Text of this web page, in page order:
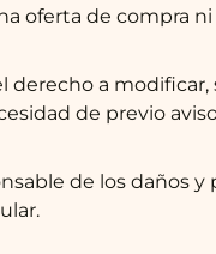
oferta de compra
derecho a
de previo
de los daños